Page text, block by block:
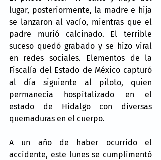
lugar, posteriormente, la madre e hija
se lanzaron al vacío, mientras que el
padre murió calcinado. El terrible
suceso quedó grabado y se hizo viral
en redes sociales. Elementos de la
Fiscalía del Estado de México capturó
al día siguiente al piloto, quien
permanecía hospitalizado en el
estado de Hidalgo con diversas
quemaduras en el cuerpo.
A un año de haber ocurrido el
accidente, este lunes se cumplimentó